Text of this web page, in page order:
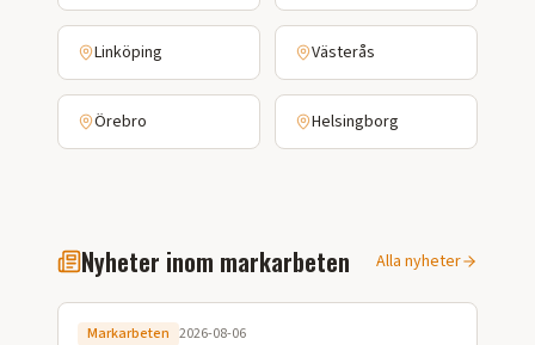
Linköping Västerås
Örebro Helsingborg
Nyheter inom markarbeten Alla nyheter
Markarbeten 2026-08-06